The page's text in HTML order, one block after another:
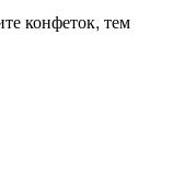
конфеток, тем